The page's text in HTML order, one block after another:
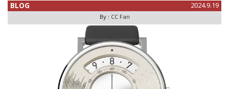
BLOG 2024.9.19
By : CC Fan